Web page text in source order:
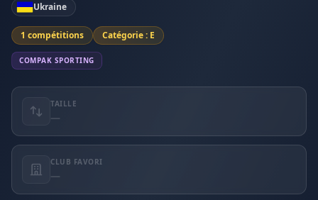
Ukraine
1 compétitions Catégorie : E
COMPAK SPORTING
TAILLE
—
CLUB FAVORI
—